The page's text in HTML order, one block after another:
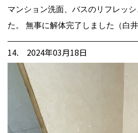
マンション洗面、バスのリフレッ
た。 無事に解体完了しました（白井
14. 2024年03月18日